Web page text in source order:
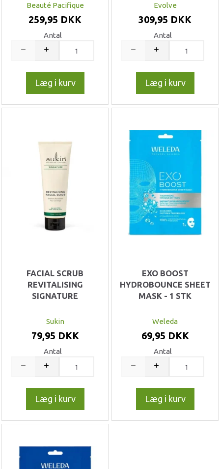
Beauté Pacifique
259,95 DKK
Antal
Læg i kurv
Evolve
309,95 DKK
Antal
Læg i kurv
FACIAL SCRUB
REVITALISING
SIGNATURE
Sukin
79,95 DKK
Antal
Læg i kurv
EXO BOOST
HYDROBOUNCE SHEET
MASK - 1 STK
Weleda
69,95 DKK
Antal
Læg i kurv